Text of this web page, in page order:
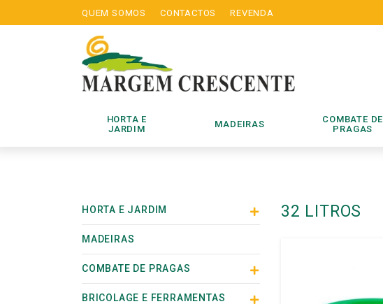
QUEM SOMOS CONTACTOS REVENDA
HORTA E
JARDIM
MADEIRAS
COMBATE DE
PRAGAS
HORTA E JARDIM
MADEIRAS
COMBATE DE PRAGAS
BRICOLAGE E FERRAMENTAS
32 LITROS